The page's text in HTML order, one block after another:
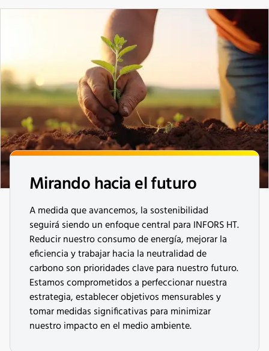
Mirando hacia el futuro
A medida que avancemos, la sostenibilidad
seguirá siendo un enfoque central para INFORS HT.
Reducir nuestro consumo de energía, mejorar la
eficiencia y trabajar hacia la neutralidad de
carbono son prioridades clave para nuestro futuro.
Estamos comprometidos a perfeccionar nuestra
estrategia, establecer objetivos mensurables y
tomar medidas significativas para minimizar
nuestro impacto en el medio ambiente.